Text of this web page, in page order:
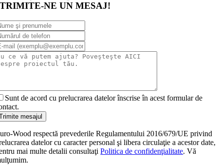
TRIMITE-NE UN MESAJ!
Sunt de acord cu prelucrarea datelor înscrise în acest formular de
mesajul
Wood respectă prevederile Regulamentului 2016/679/UE privind
datelor cu caracter personal şi libera circulaţie a acestor date,
mai multe detalii consultaţiPolitica de confidenţialitate. Vă